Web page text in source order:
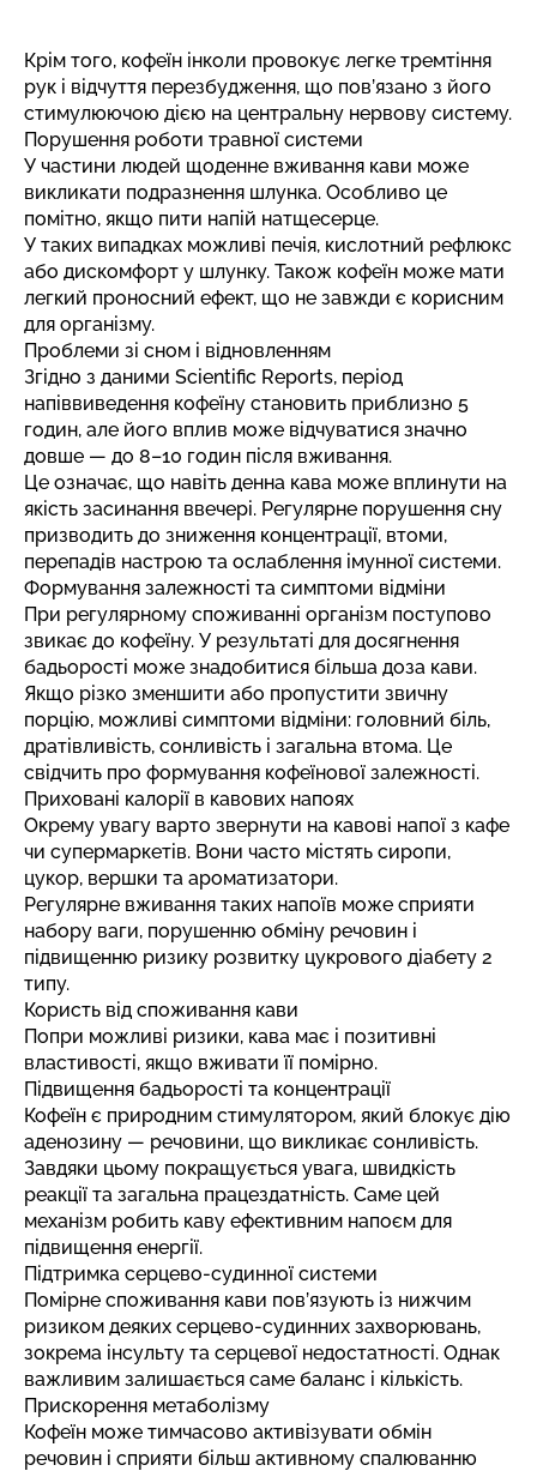
Крім того, кофеїн інколи провокує легке тремтіння
рук і відчуття перезбудження, що пов’язано з його
стимулюючою дією на центральну нервову систему.
Порушення роботи травної системи
У частини людей щоденне вживання кави може
викликати подразнення шлунка. Особливо це
помітно, якщо пити напій натщесерце.
У таких випадках можливі печія, кислотний рефлюкс
або дискомфорт у шлунку. Також кофеїн може мати
легкий проносний ефект, що не завжди є корисним
для організму.
Проблеми зі сном і відновленням
Згідно з даними Scientific Reports, період
напіввиведення кофеїну становить приблизно 5
годин, але його вплив може відчуватися значно
довше — до 8–10 годин після вживання.
Це означає, що навіть денна кава може вплинути на
якість засинання ввечері. Регулярне порушення сну
призводить до зниження концентрації, втоми,
перепадів настрою та ослаблення імунної системи.
Формування залежності та симптоми відміни
При регулярному споживанні організм поступово
звикає до кофеїну. У результаті для досягнення
бадьорості може знадобитися більша доза кави.
Якщо різко зменшити або пропустити звичну
порцію, можливі симптоми відміни: головний біль,
дратівливість, сонливість і загальна втома. Це
свідчить про формування кофеїнової залежності.
Приховані калорії в кавових напоях
Окрему увагу варто звернути на кавові напої з кафе
чи супермаркетів. Вони часто містять сиропи,
цукор, вершки та ароматизатори.
Регулярне вживання таких напоїв може сприяти
набору ваги, порушенню обміну речовин і
підвищенню ризику розвитку цукрового діабету 2
типу.
Користь від споживання кави
Попри можливі ризики, кава має і позитивні
властивості, якщо вживати її помірно.
Підвищення бадьорості та концентрації
Кофеїн є природним стимулятором, який блокує дію
аденозину — речовини, що викликає сонливість.
Завдяки цьому покращується увага, швидкість
реакції та загальна працездатність. Саме цей
механізм робить каву ефективним напоєм для
підвищення енергії.
Підтримка серцево-судинної системи
Помірне споживання кави пов’язують із нижчим
ризиком деяких серцево-судинних захворювань,
зокрема інсульту та серцевої недостатності. Однак
важливим залишається саме баланс і кількість.
Прискорення метаболізму
Кофеїн може тимчасово активізувати обмін
речовин і сприяти більш активному спалюванню